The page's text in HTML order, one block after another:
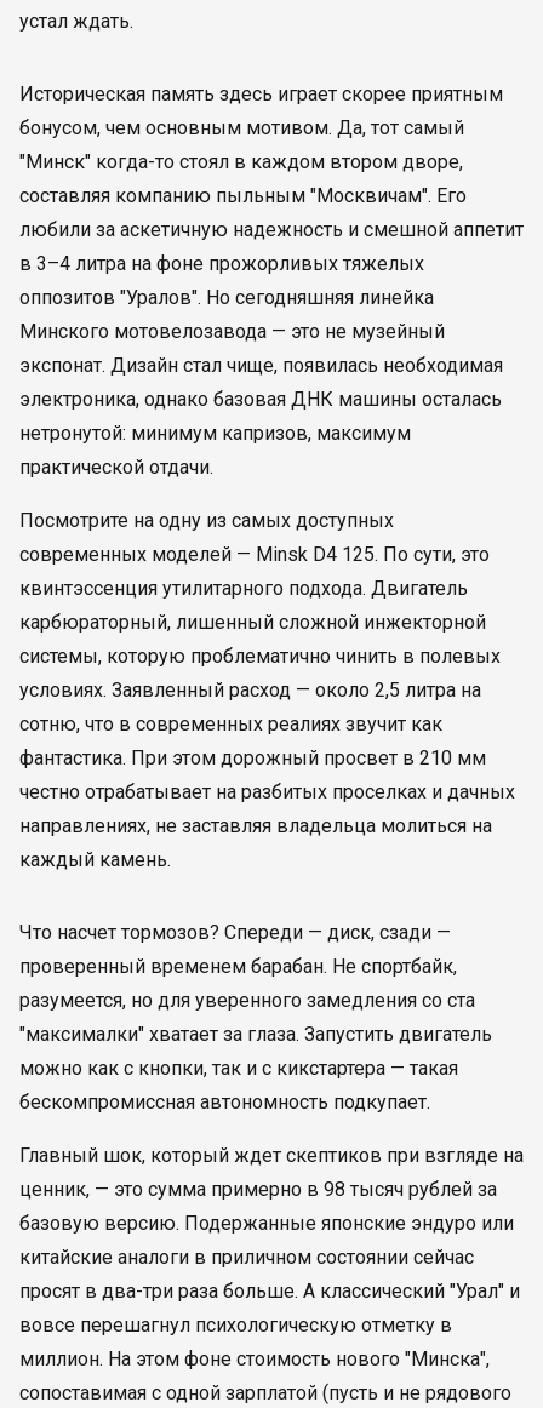
устал ждать.
Историческая память здесь играет скорее приятным
бонусом, чем основным мотивом. Да, тот самый
"Минск" когда-то стоял в каждом втором дворе,
составляя компанию пыльным "Москвичам". Его
любили за аскетичную надежность и смешной аппетит
в 3–4 литра на фоне прожорливых тяжелых
оппозитов "Уралов". Но сегодняшняя линейка
Минского мотовелозавода — это не музейный
экспонат. Дизайн стал чище, появилась необходимая
электроника, однако базовая ДНК машины осталась
нетронутой: минимум капризов, максимум
практической отдачи.
Посмотрите на одну из самых доступных
современных моделей — Minsk D4 125. По сути, это
квинтэссенция утилитарного подхода. Двигатель
карбюраторный, лишенный сложной инжекторной
системы, которую проблематично чинить в полевых
условиях. Заявленный расход — около 2,5 литра на
сотню, что в современных реалиях звучит как
фантастика. При этом дорожный просвет в 210 мм
честно отрабатывает на разбитых проселках и дачных
направлениях, не заставляя владельца молиться на
каждый камень.
Что насчет тормозов? Спереди — диск, сзади —
проверенный временем барабан. Не спортбайк,
разумеется, но для уверенного замедления со ста
"максималки" хватает за глаза. Запустить двигатель
можно как с кнопки, так и с кикстартера — такая
бескомпромиссная автономность подкупает.
Главный шок, который ждет скептиков при взгляде на
ценник, — это сумма примерно в 98 тысяч рублей за
базовую версию. Подержанные японские эндуро или
китайские аналоги в приличном состоянии сейчас
просят в два-три раза больше. А классический "Урал" и
вовсе перешагнул психологическую отметку в
миллион. На этом фоне стоимость нового "Минска",
сопоставимая с одной зарплатой (пусть и не рядового